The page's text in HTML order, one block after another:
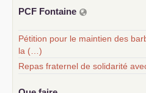
PCF Fontaine
Pétition pour le maintien des
la (…)
Repas fraternel de solidarité